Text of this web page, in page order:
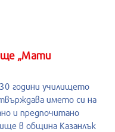
„Мати
години училището
името си на
и предпочитано
в община Казанлък